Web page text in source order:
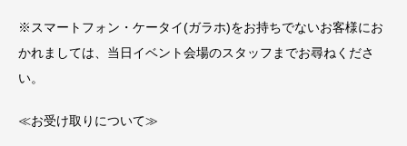
※スマートフォン・ケータイ(ガラホ)をお持ちでないお客様にお
かれましては、当日イベント会場のスタッフまでお尋ねくださ
い。
≪お受け取りについて≫